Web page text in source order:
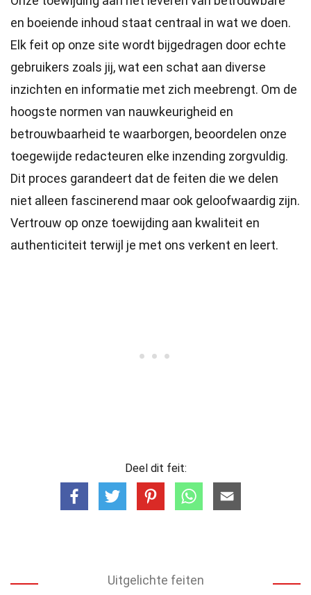
en boeiende inhoud staat centraal in wat we doen.
Elk feit op onze site wordt bijgedragen door echte
gebruikers zoals jij, wat een schat aan diverse
inzichten en informatie met zich meebrengt. Om de
hoogste normen van nauwkeurigheid en
betrouwbaarheid te waarborgen, beoordelen onze
toegewijde redacteuren elke inzending zorgvuldig.
Dit proces garandeert dat de feiten die we delen
niet alleen fascinerend maar ook geloofwaardig zijn.
Vertrouw op onze toewijding aan kwaliteit en
authenticiteit terwijl je met ons verkent en leert.
Deel dit feit:
Uitgelichte feiten